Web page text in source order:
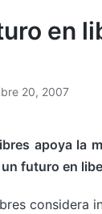
en
20, 2007
apoya la
un futuro en
considera